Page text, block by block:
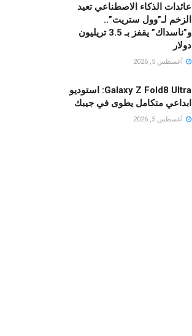
عائدات الذكاء الاصطناعي تعيد
الزخم لـ”وول ستريت”..
و”ناسداك” يقفز بـ 3.5 تريليون
دولار
أغسطس 5, 2026
Galaxy Z Fold8 Ultra: استوديو
ابداعي متكامل يطوى في جيبك
أغسطس 5, 2026